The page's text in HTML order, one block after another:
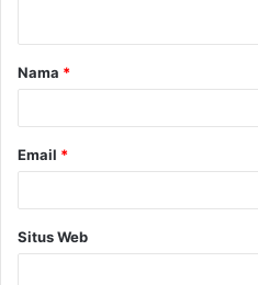
a
r
Nama *
Email *
Situs Web